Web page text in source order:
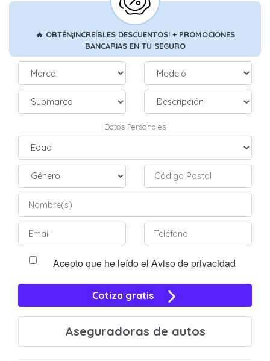
🔥 OBTÉN¡INCREÍBLES DESCUENTOS! + PROMOCIONES
BANCARIAS EN TU SEGURO
Datos Personales
Acepto que he leído el Aviso de privacidad
Cotiza gratis
Aseguradoras de autos